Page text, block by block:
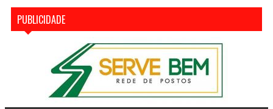
PUBLICIDADE